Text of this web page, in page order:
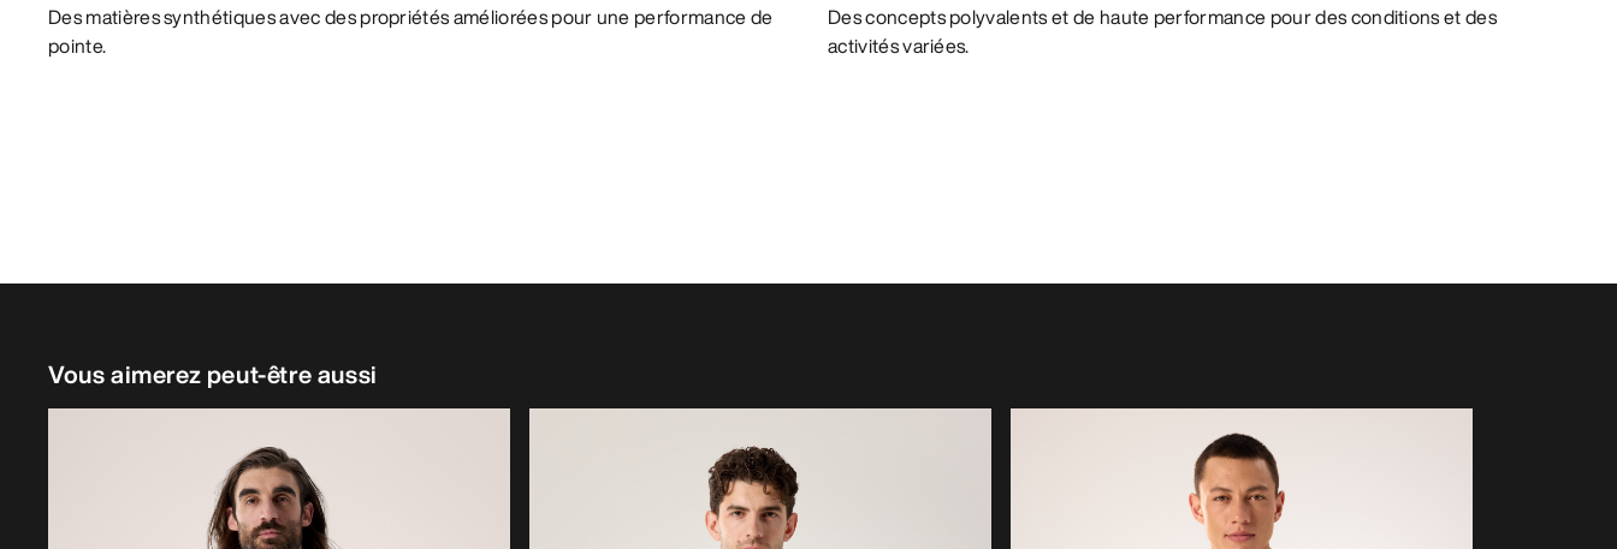
Des matières synthétiques avec des propriétés améliorées pour une performance de
pointe.
Des concepts polyvalents et de haute performance pour des conditions et des
activités variées.
Vous aimerez peut-être aussi